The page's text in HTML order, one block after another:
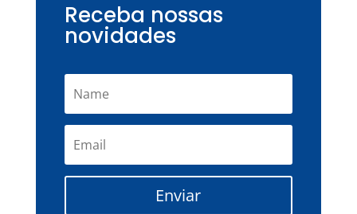
Receba nossas
novidades
Enviar